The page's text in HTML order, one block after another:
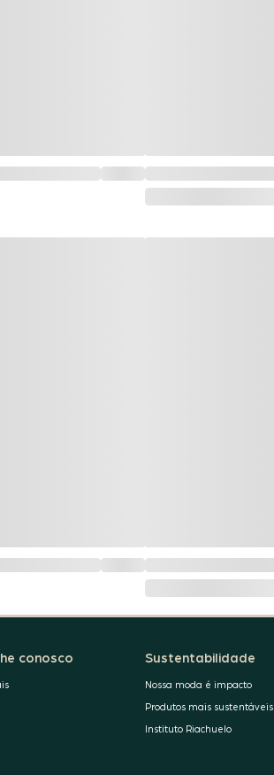
conosco Sustentabilidade
Nossa moda é impacto
Produtos mais sustentáveis
Instituto Riachuelo